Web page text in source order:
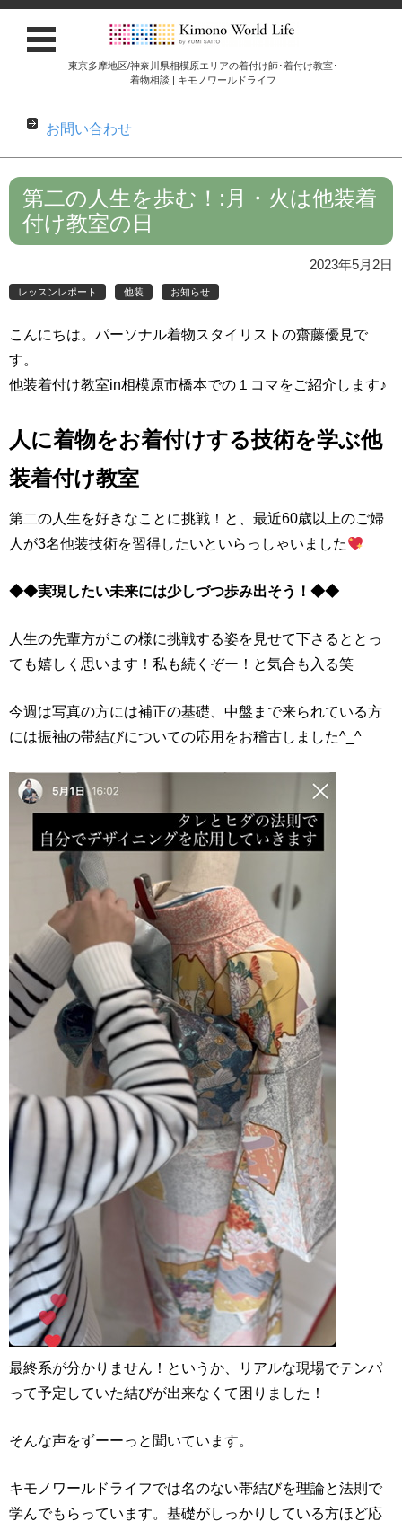
東京多摩地区/神奈川県相模原エリアの着付け師･着付け教室･
着物相談 | キモノワールドライフ
お問い合わせ
コンテンツに移動
第二の人生を歩む！:月・火は他装着
付け教室の日
2023年5月2日
レッスンレポート 他装 お知らせ
こんにちは。パーソナル着物スタイリストの齋藤優見で
す。
他装着付け教室in相模原市橋本での１コマをご紹介します♪
人に着物をお着付けする技術を学ぶ他
装着付け教室
第二の人生を好きなことに挑戦！と、最近60歳以上のご婦
人が3名他装技術を習得したいといらっしゃいました
◆◆実現したい未来には少しづつ歩み出そう！◆◆
人生の先輩方がこの様に挑戦する姿を見せて下さるととっ
ても嬉しく思います！私も続くぞー！と気合も入る笑
今週は写真の方には補正の基礎、中盤まで来られている方
には振袖の帯結びについての応用をお稽古しました^_^
最終系が分かりません！というか、リアルな現場でテンパ
って予定していた結びが出来なくて困りました！
そんな声をずーーっと聞いています。
キモノワールドライフでは名のない帯結びを理論と法則で
学んでもらっています。基礎がしっかりしている方ほど応